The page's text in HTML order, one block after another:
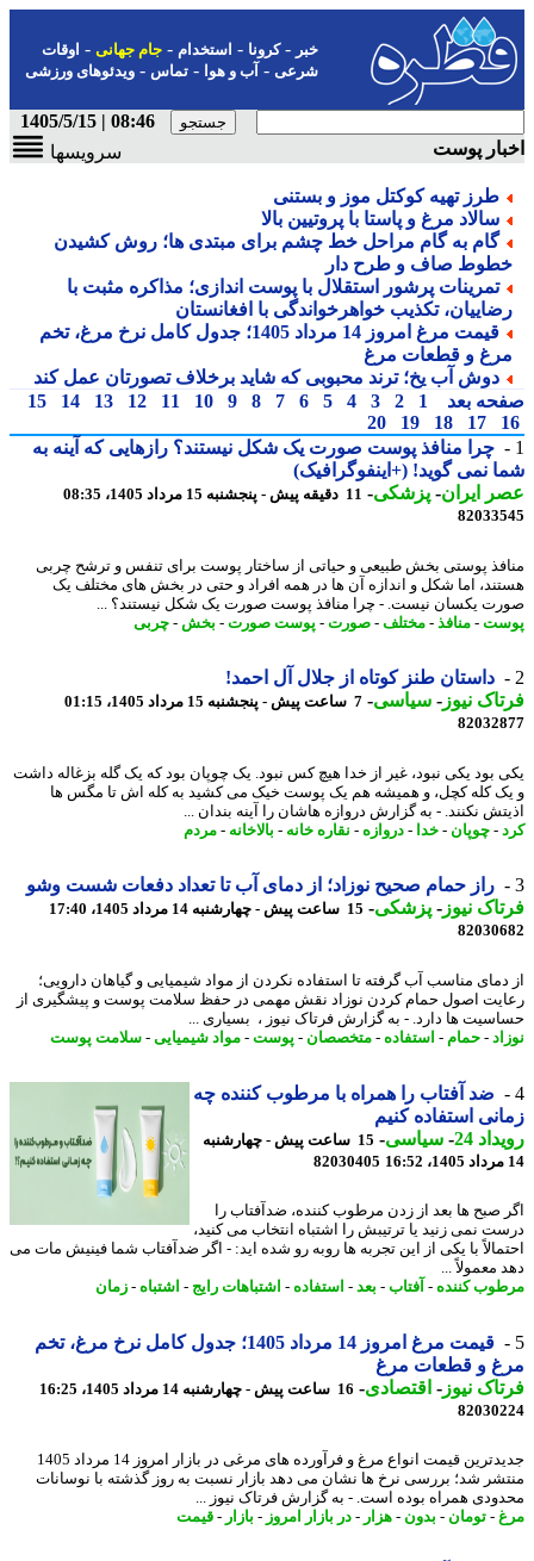
-کرونا-استخدام- جام جهانی-اوقات
شرعی-آب و هوا-تماس-ویدئوهای ورزشی
08:46 | 1405/5/15
پوست
سرویسها
طرز تهیه کوکتل موز و بستنی
سالاد مرغ و پاستا با پروتیین بالا
گام به گام مراحل خط چشم برای مبتدی ها؛ روش کشیدن
صاف و طرح دار
تمرینات پرشور استقلال با پوست اندازی؛ مذاکره مثبت با
تکذیب خواهرخواندگی با افغانستان
قیمت مرغ امروز 14 مرداد 1405؛ جدول کامل نرخ مرغ، تخم
و قطعات مرغ
دوش آب یخ؛ ترند محبوبی که شاید برخلاف تصورتان عمل کند
بعد
1
2
3
4
5
6
7
8
9
10
11
12
13
14
15
17
18
19
20
چرا منافذ پوست صورت یک شکل نیستند؟ رازهایی که آینه به
نمی گوید! (+اینفوگرافیک)
ایران- پزشکی-11 دقیقه پیش - پنجشنبه 15 مرداد 1405، 08:35
پوستی بخش طبیعی و حیاتی از ساختار پوست برای تنفس و ترشح چربی
اما شکل و اندازه آن ها در همه افراد و حتی در بخش های مختلف یک
یکسان نیست. - چرا منافذ پوست صورت یک شکل نیستند؟ ...
-منافذ-مختلف-صورت- پوست صورت- بخش-چربی
داستان طنز کوتاه از جلال آل احمد!
نیوز-سیاسی-7 ساعت پیش - پنجشنبه 15 مرداد 1405، 01:15
بود یکی نبود، غیر از خدا هیچ کس نبود. یک چوپان بود که یک گله بزغاله داشت
کله کچل، و همیشه هم یک پوست خیک می کشید به کله اش تا مگس ها
نکنند. - به گزارش دروازه هاشان را آینه بندان ...
-چوپان-خدا-دروازه - نقاره خانه -بالاخانه-مردم
راز حمام صحیح نوزاد؛ از دمای آب تا تعداد دفعات شست وشو
نیوز-پزشکی-15 ساعت پیش - چهارشنبه 14 مرداد 1405، 17:40
مناسب آب گرفته تا استفاده نکردن از مواد شیمیایی و گیاهان دارویی؛
اصول حمام کردن نوزاد نقش مهمی در حفظ سلامت پوست و پیشگیری از
ها دارد. - به گزارش فرتاک نیوز ، بسیاری ...
- حمام-استفاده-متخصصان-پوست-مواد شیمیایی-سلامت پوست
ضد آفتاب را همراه با مرطوب کننده چه
استفاده کنیم
24
-سیاسی-
15 ساعت پیش - چهارشنبه
82030405
صبح ها بعد از زدن مرطوب کننده، ضدآفتاب را
نمی زنید یا ترتیبش را اشتباه انتخاب می کنید،
با یکی از این تجربه ها روبه رو شده اید: - اگر ضدآفتاب شما فینیش مات می
معمولاً ...
کننده-آفتاب-بعد -استفاده-اشتباهات رایج - اشتباه-زمان
قیمت مرغ امروز 14 مرداد 1405؛ جدول کامل نرخ مرغ، تخم
و قطعات مرغ
نیوز-اقتصادی-16 ساعت پیش - چهارشنبه 14 مرداد 1405، 16:25
جدیدترین قیمت انواع مرغ و فرآورده های مرغی در بازار امروز 14 مرداد 1405
شد؛ بررسی نرخ ها نشان می دهد بازار نسبت به روز گذشته با نوسانات
همراه بوده است. - به گزارش فرتاک نیوز ...
-تومان-بدون-هزار - در بازار امروز- بازار - قیمت